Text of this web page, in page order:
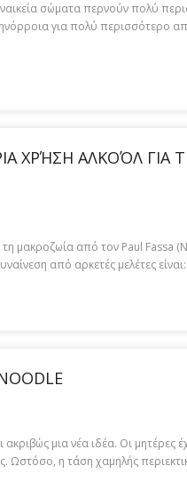
σώματα περνούν πολύ
για πολύ περισσότερο
ΑΛΚΟΌΛ ΓΙΑ
μακροζωία από τον Paul Fassa
από αρκετές μελέτες
μια νέα ιδέα. Οι
η τάση χαμηλής